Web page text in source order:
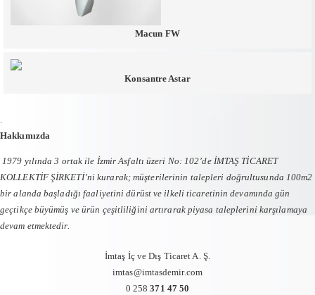
Macun FW
Konsantre Astar
.
Hakkımızda
1979 yılında 3 ortak ile İzmir Asfaltı üzeri No: 102’de İMTAŞ TİCARET
KOLLEKTİF ŞİRKETİ’ni kurarak; müşterilerinin talepleri doğrultusunda 100m2
bir alanda başladığı faaliyetini dürüst ve ilkeli ticaretinin devamında gün
geçtikçe büyümüş ve ürün çeşitliliğini artırarak piyasa taleplerini karşılamaya
devam etmektedir.
İmtaş İç ve Dış Ticaret A. Ş.
imtas@imtasdemir.com
0 258371 47 50